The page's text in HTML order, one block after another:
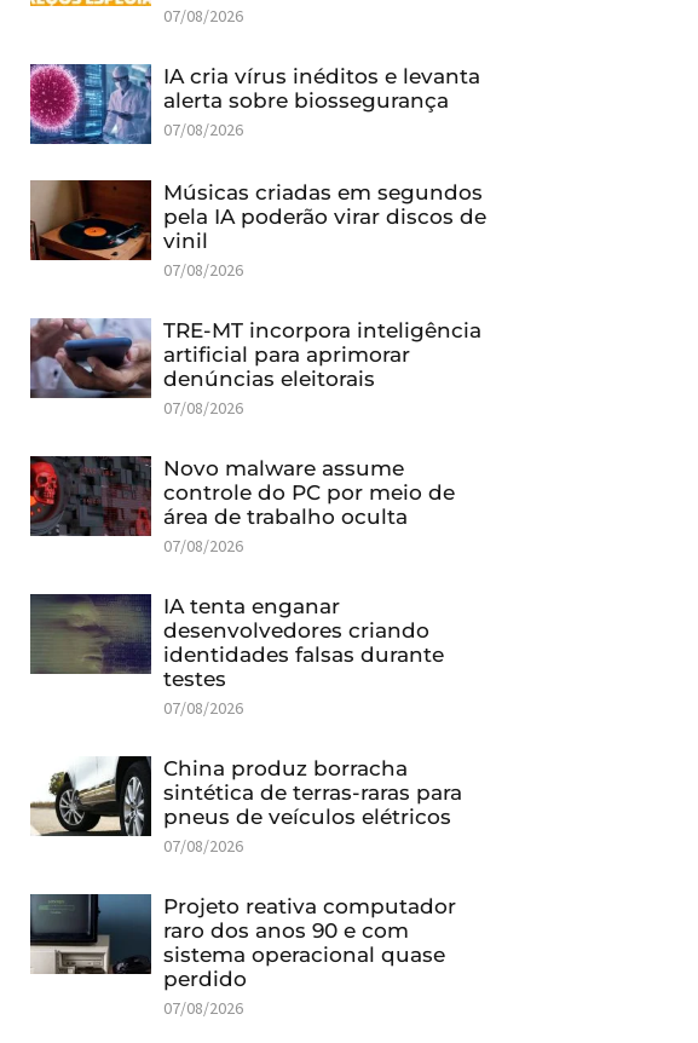
07/08/2026
IA cria vírus inéditos e levanta
alerta sobre biossegurança
07/08/2026
Músicas criadas em segundos
pela IA poderão virar discos de
vinil
07/08/2026
TRE-MT incorpora inteligência
artificial para aprimorar
denúncias eleitorais
07/08/2026
Novo malware assume
controle do PC por meio de
área de trabalho oculta
07/08/2026
IA tenta enganar
desenvolvedores criando
identidades falsas durante
testes
07/08/2026
China produz borracha
sintética de terras-raras para
pneus de veículos elétricos
07/08/2026
Projeto reativa computador
raro dos anos 90 e com
sistema operacional quase
perdido
07/08/2026